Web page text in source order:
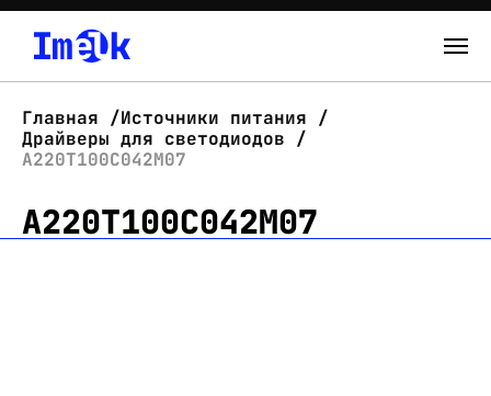
О нас
Новости
Главная
Источники питания
Драйверы для светодиодов
А220Т100С042М07
А220Т100С042М07